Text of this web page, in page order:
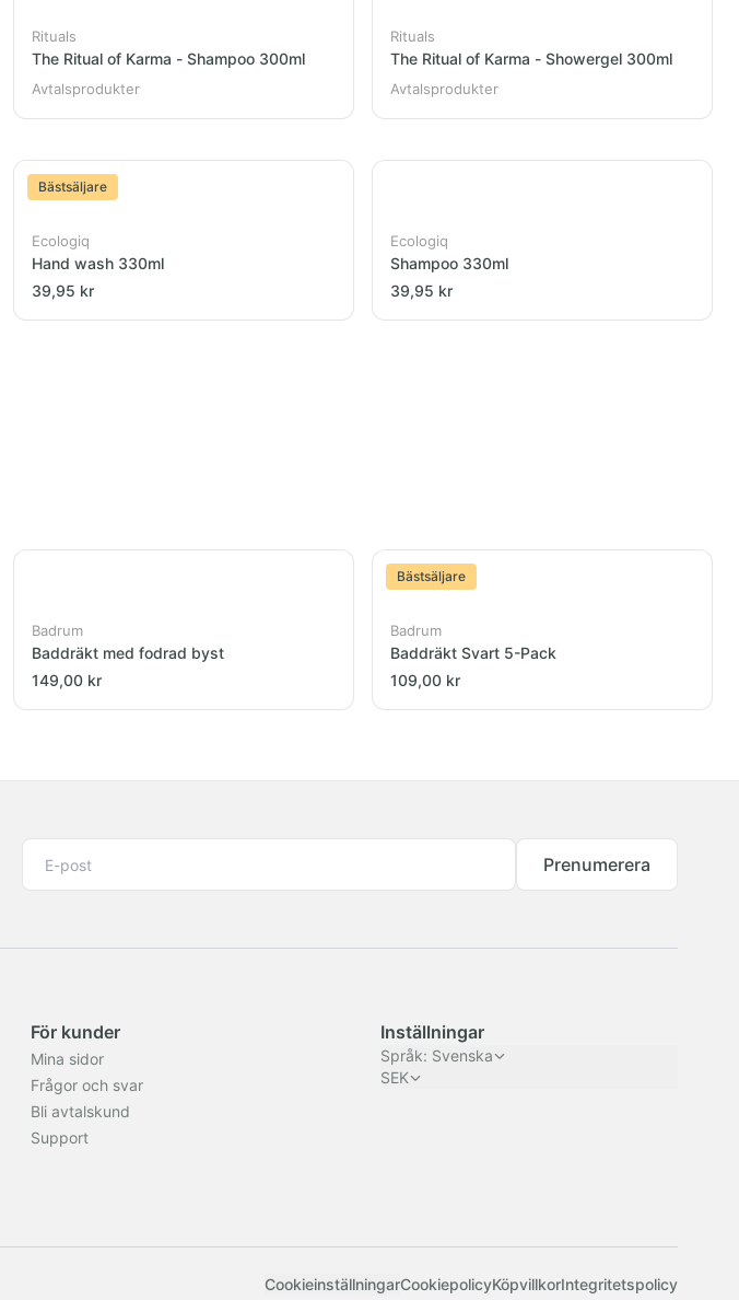
Rituals
The Ritual of Karma - Shampoo 300ml
Avtalsprodukter
Rituals
The Ritual of Karma - Showergel 300ml
Avtalsprodukter
Bästsäljare
Ecologiq
Hand wash 330ml
39,95 kr
Ecologiq
Shampoo 330ml
39,95 kr
Badrum
Baddräkt med fodrad byst
149,00 kr
Bästsäljare
Badrum
Baddräkt Svart 5-Pack
109,00 kr
Prenumerera
För kunder
Mina sidor
Frågor och svar
Bli avtalskund
Support
Inställningar
Språk: Svenska
SEK
CookieinställningarCookiepolicyKöpvillkorIntegritetspolicy